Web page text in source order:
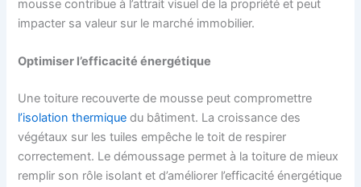
mousse contribue à l’attrait visuel de la propriété et peut
impacter sa valeur sur le marché immobilier.
Optimiser l’efficacité énergétique
Une toiture recouverte de mousse peut compromettre
l’isolation thermique du bâtiment. La croissance des
végétaux sur les tuiles empêche le toit de respirer
correctement. Le démoussage permet à la toiture de mieux
remplir son rôle isolant et d’améliorer l’efficacité énergétique